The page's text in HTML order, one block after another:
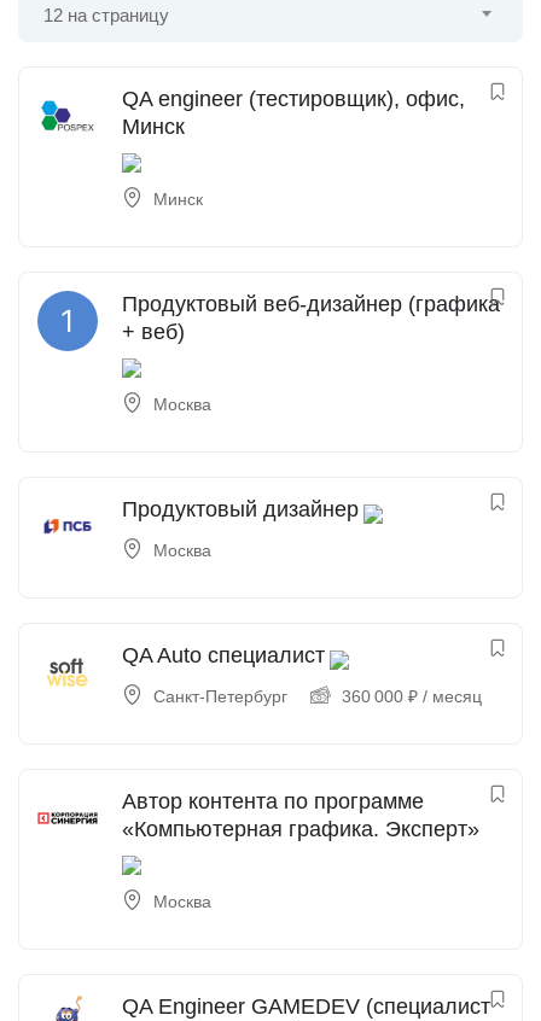
12 на страницу
QA engineer (тестировщик), офис,
Минск
Минск
Продуктовый веб-дизайнер (графика
+ веб)
Москва
Продуктовый дизайнер
Москва
QA Auto специалист
Санкт-Петербург 360 000 ₽ / месяц
Автор контента по программе
«Компьютерная графика. Эксперт»
Москва
QA Engineer GAMEDEV (специалист